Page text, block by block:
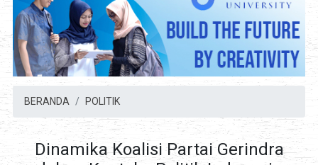
BERANDA POLITIK
Dinamika Koalisi Partai Gerindra